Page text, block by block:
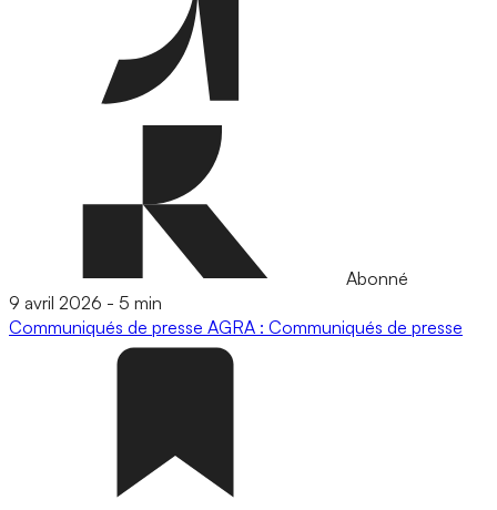
Abonné
9 avril 2026 - 5 min
Communiqués de presse AGRA : Communiqués de presse